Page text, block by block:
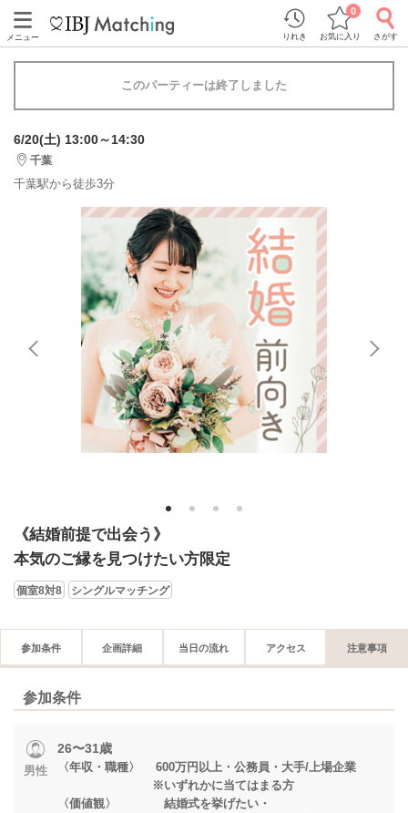
メニュー りれき お気に入り
0
さがす
このパーティーは終了しました
6/20(土) 13:00～14:30
千葉
千葉駅から徒歩3分
1 2 3 4
《結婚前提で出会う》
本気のご縁を見つけたい方限定
個室8対8 シングルマッチング
参加条件 企画詳細 当日の流れ アクセス 注意事項
参加条件
男性
26〜31歳
〈年収・職種〉 600万円以上・公務員・大手/上場企業
※いずれかに当てはまる方
〈価値観〉 結婚式を挙げたい・